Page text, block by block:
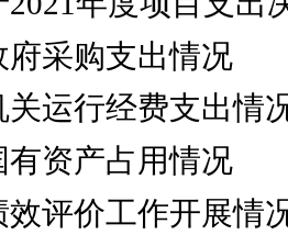
府采购支出情况
关运行经费支出情
有资产占用情况
效评价工作开展情